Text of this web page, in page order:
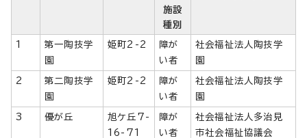
施設
種別
1
第一陶技学
園
姫町2-2
障が
い者
社会福祉法人陶技学
園
2
第二陶技学
園
姫町2-2
障が
い者
社会福祉法人陶技学
園
3 優が丘
旭ケ丘7-
16-71
障が
い者
社会福祉法人多治見
市社会福祉協議会